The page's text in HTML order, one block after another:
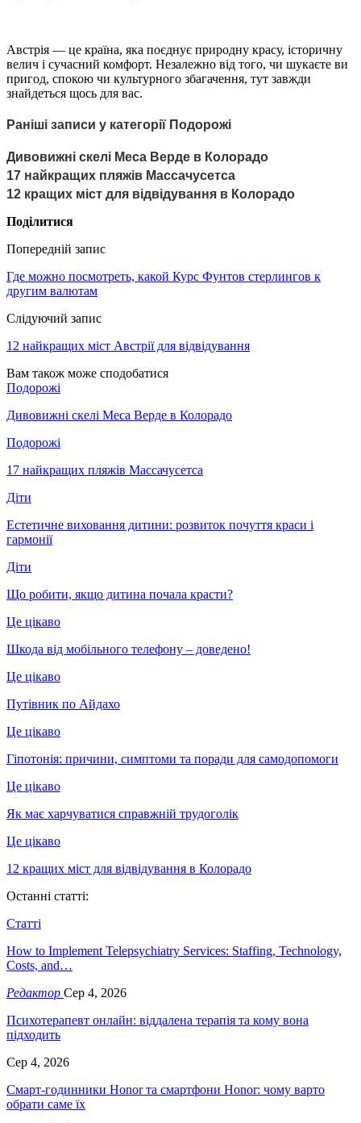
Австрія — це країна, яка поєднує природну красу, історичну
велич і сучасний комфорт. Незалежно від того, чи шукаєте ви
пригод, спокою чи культурного збагачення, тут завжди
знайдеться щось для вас.
Раніші записи у категорії Подорожі
Дивовижні скелі Меса Верде в Колорадо
17 найкращих пляжів Массачусетса
12 кращих міст для відвідування в Колорадо
Поділитися
Попередній запис
Где можно посмотреть, какой Курс Фунтов стерлингов к
другим валютам
Слідуючий запис
12 найкращих міст Австрії для відвідування
Вам також може сподобатися
Подорожі
Дивовижні скелі Меса Верде в Колорадо
Подорожі
17 найкращих пляжів Массачусетса
Діти
Естетичне виховання дитини: розвиток почуття краси і
гармонії
Діти
Що робити, якщо дитина почала красти?
Це цікаво
Шкода від мобільного телефону – доведено!
Це цікаво
Путівник по Айдахо
Це цікаво
Гіпотонія: причини, симптоми та поради для самодопомоги
Це цікаво
Як має харчуватися справжній трудоголік
Це цікаво
12 кращих міст для відвідування в Колорадо
Останні статті:
Статті
How to Implement Telepsychiatry Services: Staffing, Technology,
Costs, and…
Редактор Сер 4, 2026
Психотерапевт онлайн: віддалена терапія та кому вона
підходить
Сер 4, 2026
Смарт-годинники Honor та смартфони Honor: чому варто
обрати саме їх